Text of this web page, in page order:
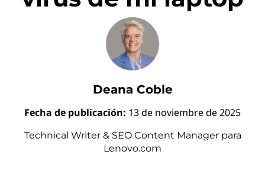
Deana Coble
Fecha de publicación: 13 de noviembre de 2025
Technical Writer & SEO Content Manager para
Lenovo.com